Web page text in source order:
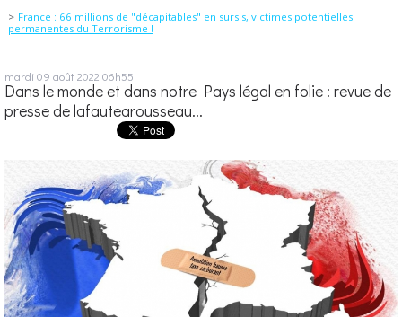
France : 66 millions de "décapitables" en sursis, victimes potentielles
permanentes du Terrorisme !
mardi 09 août 2022 06h55
Dans le monde et dans notre Pays légal en folie : revue de
presse de lafautearousseau...